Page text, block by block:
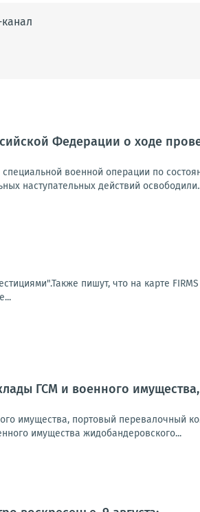
Федерации о ходе
военной операции по
наступательных действий
пишут, что на карте
ГСМ и военного
имущества, портовый перевалочный
имущества жидобандеровского...